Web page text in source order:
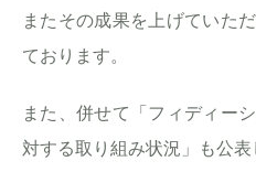
またその成果を上げていた
ております。
また、併せて「フィディー
対する取り組み状況」も公表